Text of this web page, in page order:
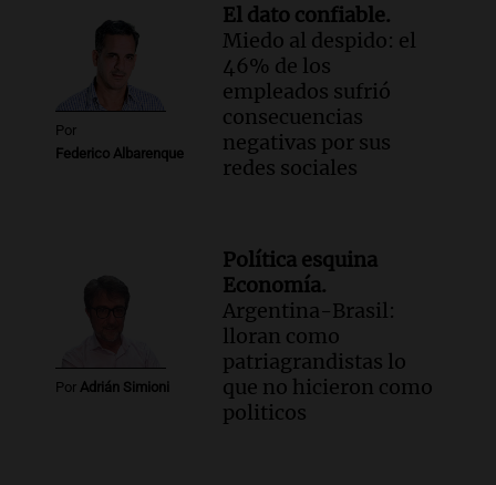
Por
Federico Albarenque
El dato confiable.
Miedo al despido: el
46% de los
empleados sufrió
consecuencias
negativas por sus
redes sociales
Por Adrián Simioni
Política esquina
Economía.
Argentina-Brasil:
lloran como
patriagrandistas lo
que no hicieron como
politicos